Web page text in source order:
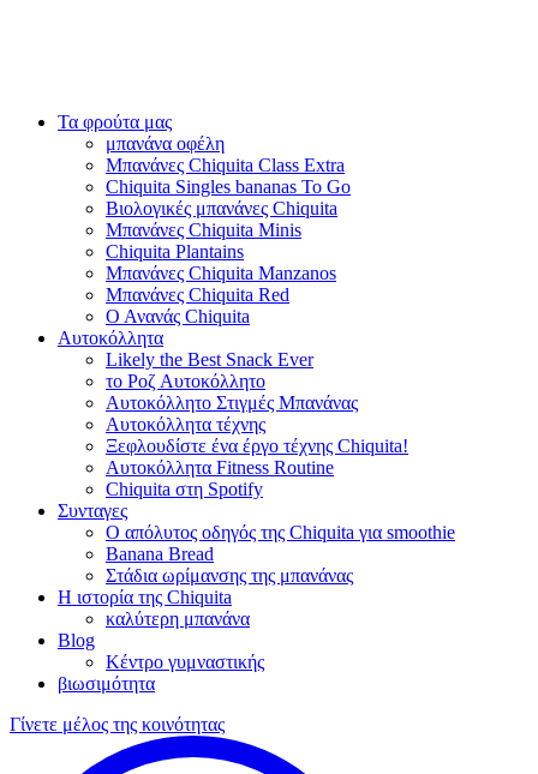
Τα φρούτα μας
μπανάνα οφέλη
Μπανάνες Chiquita Class Extra
Chiquita Singles bananas To Go
Βιολογικές μπανάνες Chiquita
Μπανάνες Chiquita Minis
Chiquita Plantains
Μπανάνες Chiquita Manzanos
Μπανάνες Chiquita Red
Ο Ανανάς Chiquita
Αυτοκόλλητα
Likely the Best Snack Ever
το Ροζ Αυτοκόλλητο
Αυτοκόλλητο Στιγμές Μπανάνας
Αυτοκόλλητα τέχνης
Ξεφλουδίστε ένα έργο τέχνης Chiquita!
Αυτοκόλλητα Fitness Routine
Chiquita στη Spotify
Συνταγες
Ο απόλυτος οδηγός της Chiquita για smoothie
Banana Bread
Στάδια ωρίμανσης της μπανάνας
Η ιστορία της Chiquita
καλύτερη μπανάνα
Blog
Κέντρο γυμναστικής
βιωσιμότητα
Γίνετε μέλος της κοινότητας